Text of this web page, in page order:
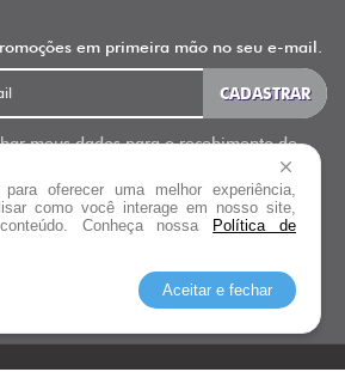
em primeira mão no seu e-mail.
meus dados para o recebimento de
e outras ações de marketing do Terraço
Shopping.
oferecer uma melhor experiência,
como você interage em nosso site,
Conheça nossa
Política de
Aceitar e fechar